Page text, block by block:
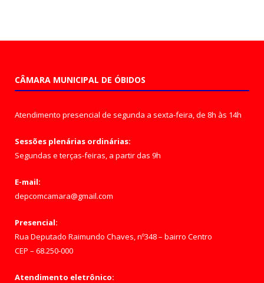
CÂMARA MUNICIPAL DE ÓBIDOS
Atendimento presencial de segunda a sexta-feira, de 8h às 14h
Sessões plenárias ordinárias:
Segundas e terças-feiras, a partir das 9h
E-mail:
depcomcamara@gmail.com
Presencial:
Rua Deputado Raimundo Chaves, nº348 – bairro Centro
CEP – 68.250-000
Atendimento eletrônico: